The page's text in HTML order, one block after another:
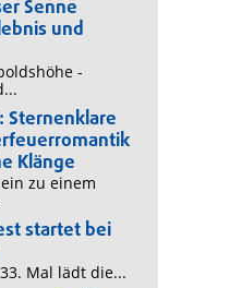
Senne
und
-
Sternenklare
Klänge
zu einem
startet bei
Mal lädt die...